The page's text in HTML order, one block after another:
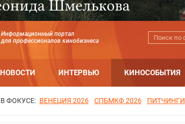
Информационный портал
для профессионалов кинобизнеса
НОВОСТИ ИНТЕРВЬЮ КИНОСОБЫТИЯ
В ФОКУСЕ: ВЕНЕЦИЯ 2026 СПБМКФ 2026 ПИТЧИНГИ